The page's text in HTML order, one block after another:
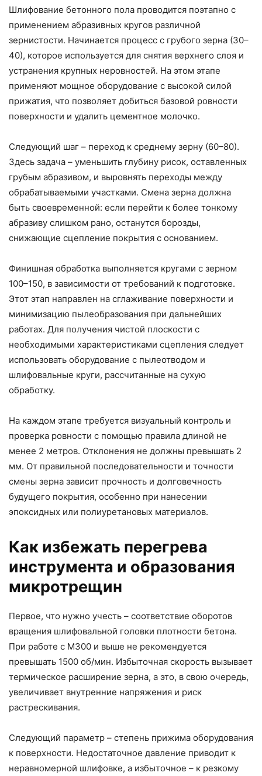
Шлифование бетонного пола проводится поэтапно с
применением абразивных кругов различной
зернистости. Начинается процесс с грубого зерна (30–
40), которое используется для снятия верхнего слоя и
устранения крупных неровностей. На этом этапе
применяют мощное оборудование с высокой силой
прижатия, что позволяет добиться базовой ровности
поверхности и удалить цементное молочко.
Следующий шаг – переход к среднему зерну (60–80).
Здесь задача – уменьшить глубину рисок, оставленных
грубым абразивом, и выровнять переходы между
обрабатываемыми участками. Смена зерна должна
быть своевременной: если перейти к более тонкому
абразиву слишком рано, останутся борозды,
снижающие сцепление покрытия с основанием.
Финишная обработка выполняется кругами с зерном
100–150, в зависимости от требований к подготовке.
Этот этап направлен на сглаживание поверхности и
минимизацию пылеобразования при дальнейших
работах. Для получения чистой плоскости с
необходимыми характеристиками сцепления следует
использовать оборудование с пылеотводом и
шлифовальные круги, рассчитанные на сухую
обработку.
На каждом этапе требуется визуальный контроль и
проверка ровности с помощью правила длиной не
менее 2 метров. Отклонения не должны превышать 2
мм. От правильной последовательности и точности
смены зерна зависит прочность и долговечность
будущего покрытия, особенно при нанесении
эпоксидных или полиуретановых материалов.
Как избежать перегрева
инструмента и образования
микротрещин
Первое, что нужно учесть – соответствие оборотов
вращения шлифовальной головки плотности бетона.
При работе с М300 и выше не рекомендуется
превышать 1500 об/мин. Избыточная скорость вызывает
термическое расширение зерна, а это, в свою очередь,
увеличивает внутренние напряжения и риск
растрескивания.
Следующий параметр – степень прижима оборудования
к поверхности. Недостаточное давление приводит к
неравномерной шлифовке, а избыточное – к резкому